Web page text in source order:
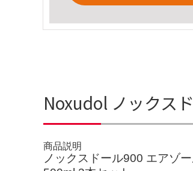
Noxudol ノックス
商品説明
ノックスドール900 エアゾ